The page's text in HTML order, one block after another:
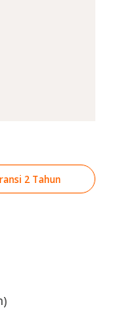
2 Tahun